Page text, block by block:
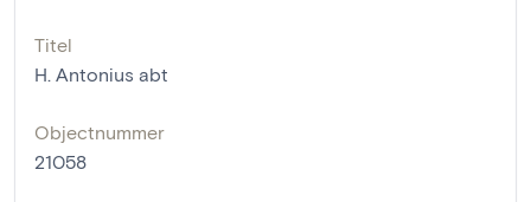
Titel
H. Antonius abt
Objectnummer
21058